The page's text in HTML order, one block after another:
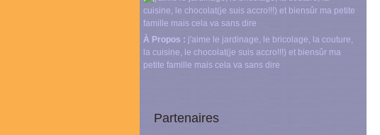
À Propos : j'aime le jardinage, le bricolage, la couture,
la cuisine, le chocolat(je suis accro!!!) et biensûr ma
petite famille mais cela va sans dire
Partenaires